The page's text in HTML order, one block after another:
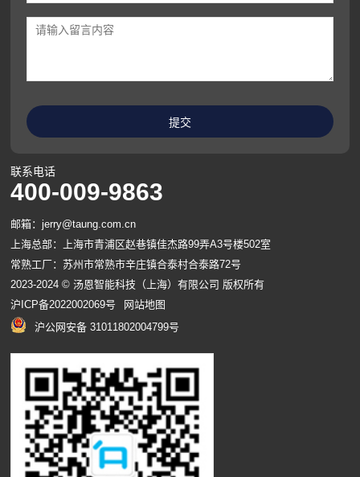
联系电话
400-009-9863
邮箱：jerry@taung.com.cn
上海总部：上海市青浦区赵巷镇佳杰路99弄A3号楼502室
常熟工厂：苏州市常熟市辛庄镇合泰村合泰路72号
2023-2024 © 汤恩智能科技（上海）有限公司 版权所有
沪ICP备2022002069号
网站地图
沪公网安备 31011802004799号